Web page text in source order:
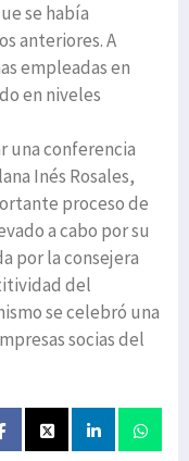
se había
anteriores. A
empleadas en
en niveles
una conferencia
Inés Rosales,
proceso de
a cabo por su
por la consejera
del
se celebró una
socias del